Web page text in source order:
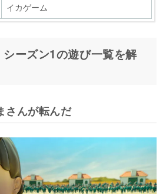
イカゲーム
だるまさんが転んだ
かくれんぼ
シーズン1の遊び一覧を解
さんが転んだ